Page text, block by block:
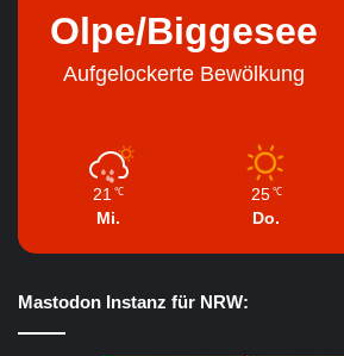
Olpe/Biggesee
Aufgelockerte Bewölkung
21 ℃
Mi.
25 ℃
Do.
Mastodon Instanz für NRW: